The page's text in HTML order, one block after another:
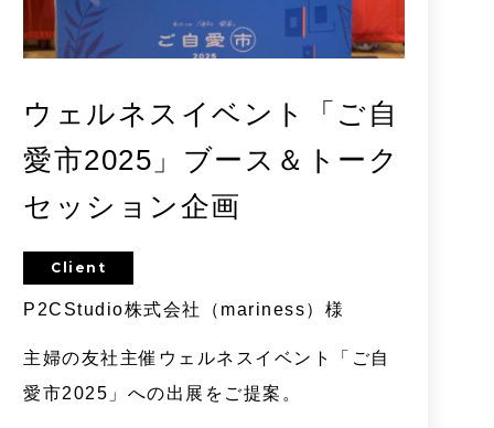
ウェルネスイベント「ご自
愛市2025」ブース＆トーク
セッション企画
Client
P2CStudio株式会社（mariness）様
主婦の友社主催ウェルネスイベント「ご自
愛市2025」への出展をご提案。